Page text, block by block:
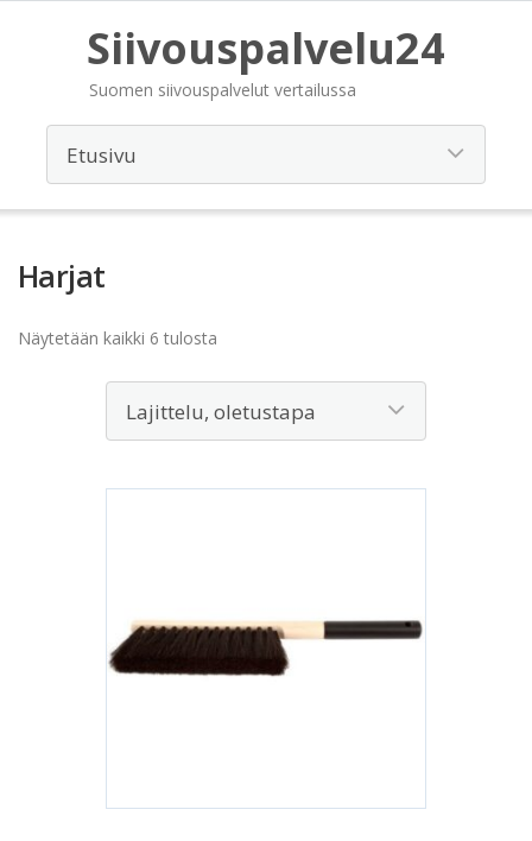
Siivouspalvelu24
Suomen siivouspalvelut vertailussa
Harjat
Näytetään kaikki 6 tulosta